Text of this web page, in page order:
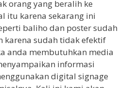
orang yang beralih ke
itu karena sekarang ini
baliho dan poster sudah
karena sudah tidak efektif
anda membutuhkan media
informasi
digital signage